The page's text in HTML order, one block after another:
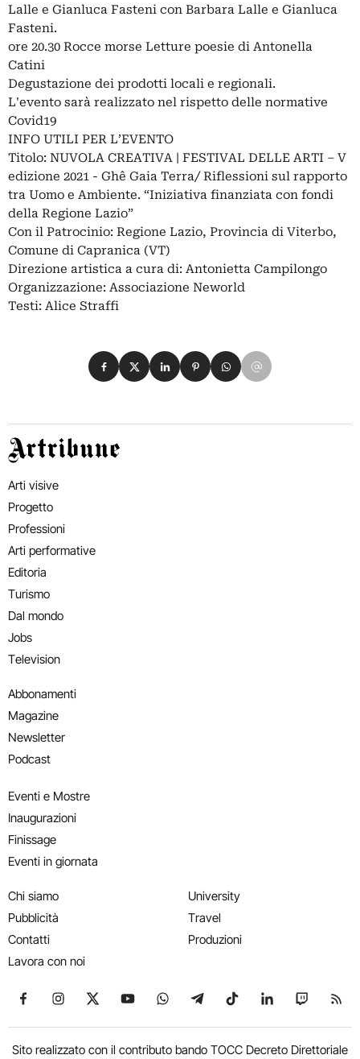
Lalle e Gianluca Fasteni con Barbara Lalle e Gianluca
Fasteni.
ore 20.30 Rocce morse Letture poesie di Antonella
Catini
Degustazione dei prodotti locali e regionali.
L'evento sarà realizzato nel rispetto delle normative
Covid19
INFO UTILI PER L’EVENTO
Titolo: NUVOLA CREATIVA | FESTIVAL DELLE ARTI – V
edizione 2021 - Ghê Gaia Terra/ Riflessioni sul rapporto
tra Uomo e Ambiente. “Iniziativa finanziata con fondi
della Regione Lazio”
Con il Patrocinio: Regione Lazio, Provincia di Viterbo,
Comune di Capranica (VT)
Direzione artistica a cura di: Antonietta Campilongo
Organizzazione: Associazione Neworld
Testi: Alice Straffi
Condividi su Facebook
Condividi su X
Condividi su LinkedIn
Condividi su Pinterest
Condividi su WhatsApp
Condividi su Email
Artribune
Arti visive
Progetto
Professioni
Arti performative
Editoria
Turismo
Dal mondo
Jobs
Television
Abbonamenti
Magazine
Newsletter
Podcast
Eventi e Mostre
Inaugurazioni
Finissage
Eventi in giornata
Chi siamo
Pubblicità
Contatti
Lavora con noi
University
Travel
Produzioni
Seguici su Facebook
Seguici su Instagram
Seguici su X
Seguici su YouTube
Seguici su WhatsApp
Seguici su Telegram
Seguici su TikTok
Seguici su
Seguici
Sito realizzato con il contributo bando TOCC Decreto Direttoriale